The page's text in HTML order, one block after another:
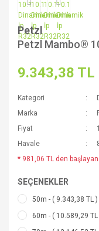
Petzl
Petzl Mambo®
9.343,38 TL
Kategori
Marka
Fiyat
Havale
* 981,06 TL den
SEÇENEKLER
50m - ( 9.343,38 TL )
60m - ( 10.589,29 TL